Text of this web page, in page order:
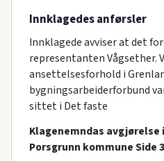
Innklagedes anførsler
Innklagede avviser at det
representanten Vågsether.
ansettelsesforhold i
bygningsarbeiderforbund
sittet i Det faste
Klagenemndas avgjørelse
Porsgrunn kommune Side